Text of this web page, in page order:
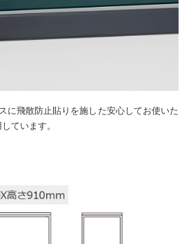
に飛散防止貼りを施した安心してお使いた
ています。